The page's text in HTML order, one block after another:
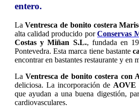
entero.
LaVentresca de bonito costera
alta calidad producido porConservas
Costas y Miñan S.L., fundada en
Pontevedra. Esta marca tiene bastante
encontrar en bastantes restaurante y en
LaVentresca de bonito costera con
deliciosa. La incorporación de AOVE
que ayudan a una buena digestión,
cardiovasculares.